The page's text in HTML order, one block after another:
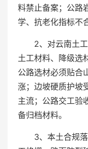
料禁止备案；公路
学、抗老化指标不
2、对云南土
土工材料、降级选
公路选材必须贴合
涨；边坡硬质护坡
主流；公路交工验
备归档材料。
3、本土合规